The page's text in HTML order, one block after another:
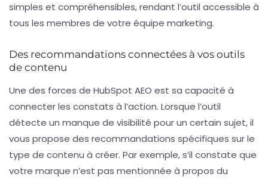
simples et compréhensibles, rendant l’outil accessible à
tous les membres de votre équipe marketing.
Des recommandations connectées à vos outils
de contenu
Une des forces de HubSpot AEO est sa capacité à
connecter les constats à l’action. Lorsque l’outil
détecte un manque de visibilité pour un certain sujet, il
vous propose des recommandations spécifiques sur le
type de contenu à créer. Par exemple, s’il constate que
votre marque n’est pas mentionnée à propos du